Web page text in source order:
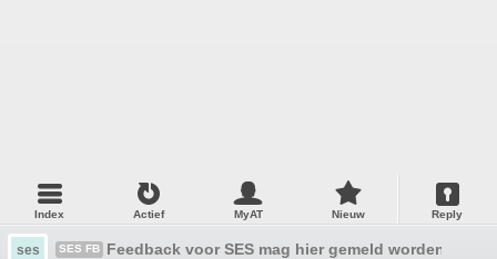
Index Actief MyAT Nieuw Reply
ses SES FB Feedback voor SES mag hier gemeld worden